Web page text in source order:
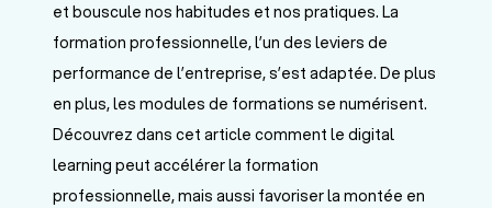
et bouscule nos habitudes et nos pratiques. La
formation professionnelle, l’un des leviers de
performance de l’entreprise, s’est adaptée. De plus
en plus, les modules de formations se numérisent.
Découvrez dans cet article comment le digital
learning peut accélérer la formation
professionnelle, mais aussi favoriser la montée en